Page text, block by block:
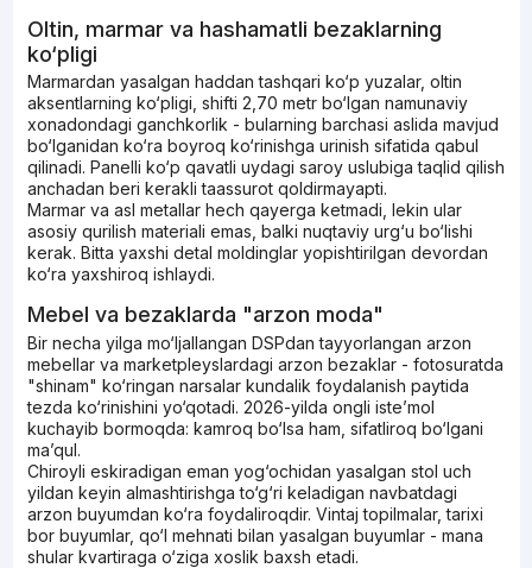
Oltin, marmar va hashamatli bezaklarning
ko‘pligi
Marmardan yasalgan haddan tashqari ko‘p yuzalar, oltin
aksentlarning ko‘pligi, shifti 2,70 metr bo‘lgan namunaviy
xonadondagi ganchkorlik - bularning barchasi aslida mavjud
bo‘lganidan ko‘ra boyroq ko‘rinishga urinish sifatida qabul
qilinadi. Panelli ko‘p qavatli uydagi saroy uslubiga taqlid qilish
anchadan beri kerakli taassurot qoldirmayapti.
Marmar va asl metallar hech qayerga ketmadi, lekin ular
asosiy qurilish materiali emas, balki nuqtaviy urg‘u bo‘lishi
kerak. Bitta yaxshi detal moldinglar yopishtirilgan devordan
ko‘ra yaxshiroq ishlaydi.
Mebel va bezaklarda "arzon moda"
Bir necha yilga mo‘ljallangan DSPdan tayyorlangan arzon
mebellar va marketpleyslardagi arzon bezaklar - fotosuratda
"shinam" ko‘ringan narsalar kundalik foydalanish paytida
tezda ko‘rinishini yo‘qotadi. 2026-yilda ongli iste’mol
kuchayib bormoqda: kamroq bo‘lsa ham, sifatliroq bo‘lgani
ma’qul.
Chiroyli eskiradigan eman yog‘ochidan yasalgan stol uch
yildan keyin almashtirishga to‘g‘ri keladigan navbatdagi
arzon buyumdan ko‘ra foydaliroqdir. Vintaj topilmalar, tarixi
bor buyumlar, qo‘l mehnati bilan yasalgan buyumlar - mana
shular kvartiraga o‘ziga xoslik baxsh etadi.